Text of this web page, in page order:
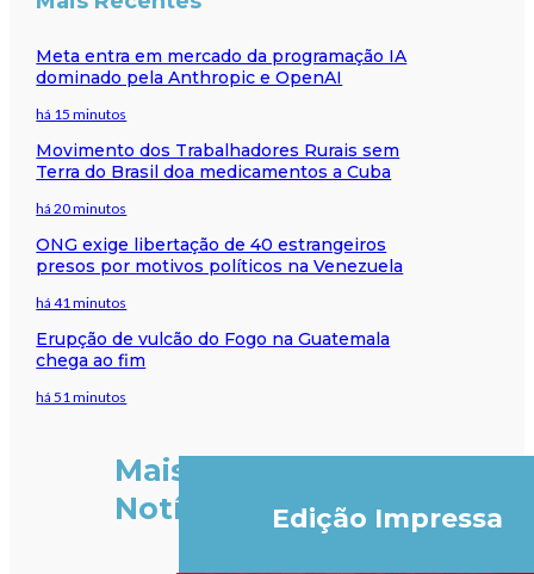
Meta entra em mercado da programação IA
dominado pela Anthropic e OpenAI
há 15 minutos
Movimento dos Trabalhadores Rurais sem
Terra do Brasil doa medicamentos a Cuba
há 20 minutos
ONG exige libertação de 40 estrangeiros
presos por motivos políticos na Venezuela
há 41 minutos
Erupção de vulcão do Fogo na Guatemala
chega ao fim
há 51 minutos
Mais
Notícias
Edição Impressa